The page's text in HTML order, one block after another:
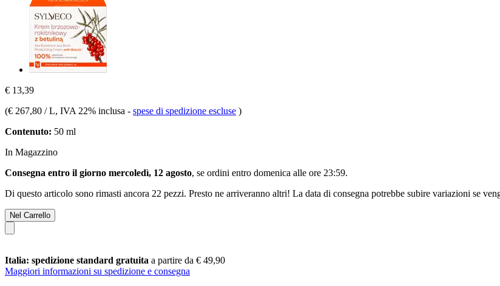
€ 13,39
(€ 267,80 / L, IVA 22% inclusa - spese di spedizione escluse )
Contenuto: 50 ml
In Magazzino
Consegna entro il giorno mercoledì, 12 agosto, se ordini entro domenica alle ore 23:59.
Di questo articolo sono rimasti ancora 22 pezzi. Presto ne arriveranno altri! La data di consegna potrebbe subire variazioni se
Nel Carrello
Italia: spedizione standard gratuita a partire da € 49,90
Maggiori informazioni su spedizione e consegna